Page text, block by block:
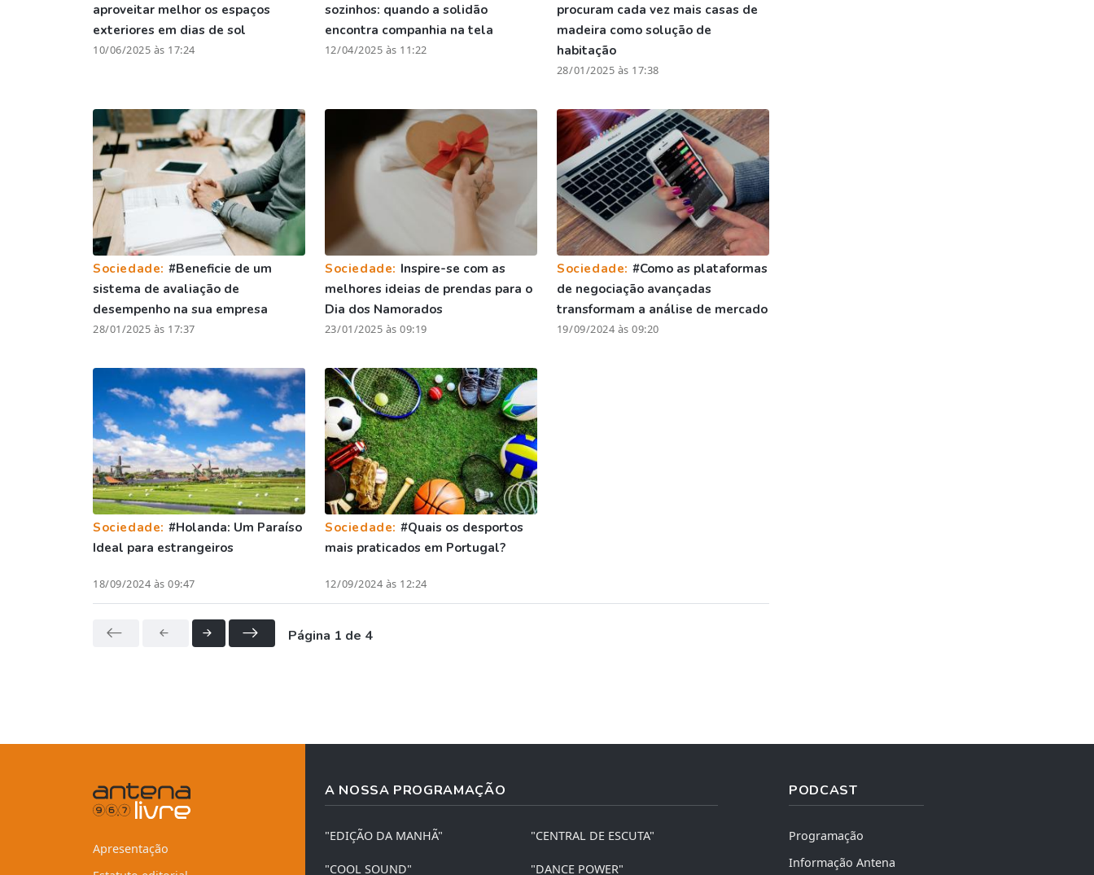
aproveitar melhor os espaços
exteriores em dias de sol
10/06/2025 às 17:24
sozinhos: quando a solidão
encontra companhia na tela
12/04/2025 às 11:22
procuram cada vez mais casas de
madeira como solução de
habitação
28/01/2025 às 17:38
Sociedade: #Beneficie de um
sistema de avaliação de
desempenho na sua empresa
28/01/2025 às 17:37
Sociedade: Inspire-se com as
melhores ideias de prendas para o
Dia dos Namorados
23/01/2025 às 09:19
Sociedade: #Como as plataformas
de negociação avançadas
transformam a análise de mercado
19/09/2024 às 09:20
Sociedade: #Holanda: Um Paraíso
Ideal para estrangeiros
18/09/2024 às 09:47
Sociedade: #Quais os desportos
mais praticados em Portugal?
12/09/2024 às 12:24
Página 1 de 4
Apresentação
A NOSSA PROGRAMAÇÃO
"EDIÇÃO DA MANHÃ" "CENTRAL DE ESCUTA"
"COOL SOUND" "DANCE POWER"
PODCAST
Programação
Informação Antena